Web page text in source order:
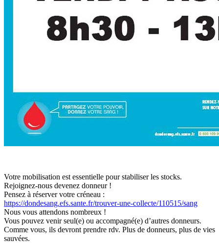
Votre mobilisation est essentielle pour stabiliser les stocks.
Rejoignez-nous devenez donneur !
Pensez à réserver votre créneau :
https://dondesang.efs.sante.fr/trouver-une-collecte/110515/sang
Nous vous attendons nombreux !
Vous pouvez venir seul(e) ou accompagné(e) d’autres donneurs.
Comme vous, ils devront prendre rdv. Plus de donneurs, plus de vies
sauvées.